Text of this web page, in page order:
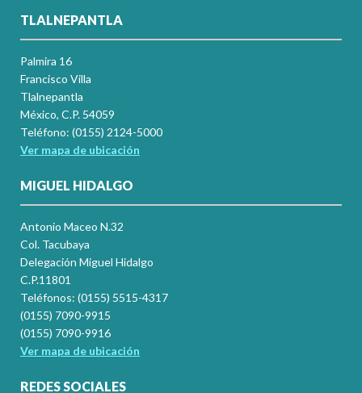
TLALNEPANTLA
Palmira 16
Francisco Villa
Tlalnepantla
México, C.P. 54059
Teléfono: (0155) 2124-5000
Ver mapa de ubicación
MIGUEL HIDALGO
Antonio Maceo N.32
Col. Tacubaya
Delegación Miguel Hidalgo
C.P.11801
Teléfonos: (0155) 5515-4317
(0155) 7090-9915
(0155) 7090-9916
Ver mapa de ubicación
REDES SOCIALES